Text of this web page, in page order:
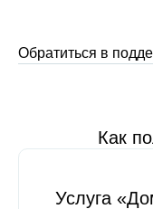
Обратиться в
Как
Услуга